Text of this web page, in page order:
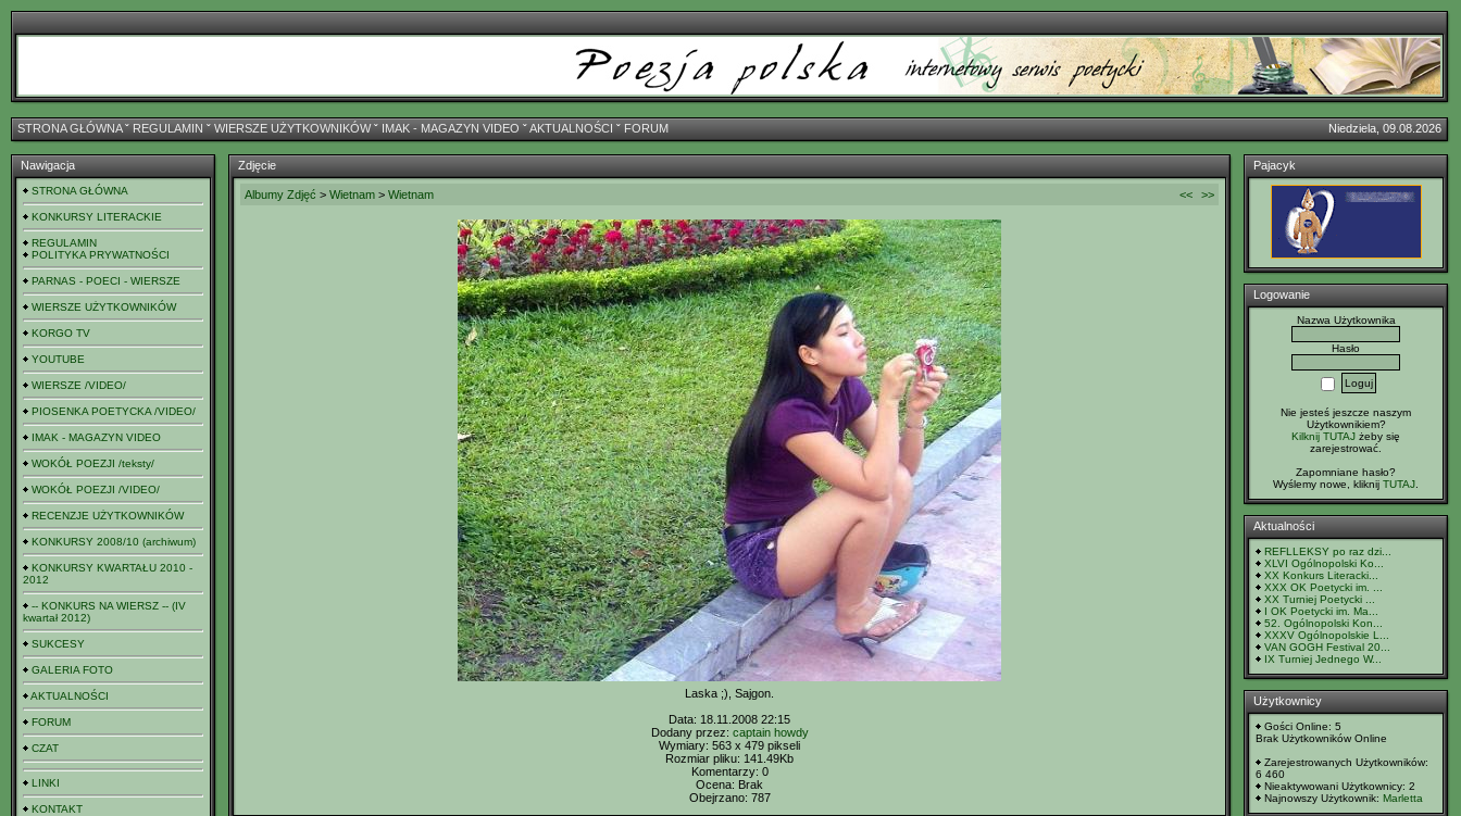
STRONA GŁÓWNAˇ REGULAMIN ˇ WIERSZE UŻYTKOWNIKÓWˇ IMAK - MAGAZYN VIDEO ˇAKTUALNOŚCI ˇ FORUM Niedziela, 09.08.2026
Nawigacja
STRONA GŁÓWNA
KONKURSY LITERACKIE
REGULAMIN
POLITYKA PRYWATNOŚCI
PARNAS - POECI - WIERSZE
WIERSZE UŻYTKOWNIKÓW
KORGO TV
YOUTUBE
WIERSZE /VIDEO/
PIOSENKA POETYCKA /VIDEO/
IMAK - MAGAZYN VIDEO
WOKÓŁ POEZJI /teksty/
WOKÓŁ POEZJI /VIDEO/
RECENZJE UŻYTKOWNIKÓW
KONKURSY 2008/10 (archiwum)
KONKURSY KWARTAŁU 2010 -
2012
-- KONKURS NA WIERSZ -- (IV
kwartał 2012)
SUKCESY
GALERIA FOTO
AKTUALNOŚCI
FORUM
CZAT
LINKI
KONTAKT
Zdjęcie
Albumy Zdjęć > Wietnam > Wietnam << >>
Laska ;), Sajgon.
Data: 18.11.2008 22:15
Dodany przez: captain howdy
Wymiary: 563 x 479 pikseli
Rozmiar pliku: 141.49Kb
Komentarzy: 0
Ocena: Brak
Obejrzano: 787
Pajacyk
Logowanie
Nazwa Użytkownika
Hasło
Nie jesteś jeszcze naszym
Użytkownikiem?
Kilknij TUTAJ żeby się
zarejestrować.
Zapomniane hasło?
Wyślemy nowe, kliknij TUTAJ
Aktualności
REFLLEKSY po raz dzi...
XLVI Ogólnopolski Ko...
XX Konkurs Literacki...
XXX OK Poetycki im. ...
XX Turniej Poetycki ...
I OK Poetycki im. Ma...
52. Ogólnopolski Kon...
XXXV Ogólnopolskie L...
VAN GOGH Festival 20...
IX Turniej Jednego W...
Użytkownicy
Gości Online: 5
Brak Użytkowników Online
Zarejestrowanych Użytkowników:
6 460
Nieaktywowani Użytkownicy: 2
Najnowszy Użytkownik: Marletta